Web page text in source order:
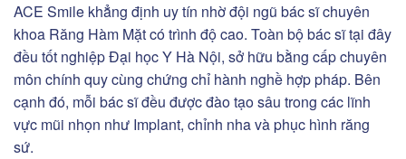
ACE Smile khẳng định uy tín nhờ đội ngũ bác sĩ chuyên
khoa Răng Hàm Mặt có trình độ cao. Toàn bộ bác sĩ tại đây
đều tốt nghiệp Đại học Y Hà Nội, sở hữu bằng cấp chuyên
môn chính quy cùng chứng chỉ hành nghề hợp pháp. Bên
cạnh đó, mỗi bác sĩ đều được đào tạo sâu trong các lĩnh
vực mũi nhọn như Implant, chỉnh nha và phục hình răng
sứ.